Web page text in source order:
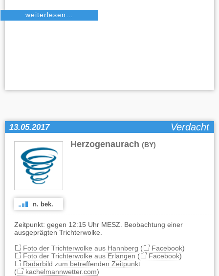
weiterlesen…
13.05.2017 Verdacht
Herzogenaurach (BY)
n. bek.
Zeitpunkt: gegen 12:15 Uhr MESZ. Beobachtung einer
ausgeprägten Trichterwolke.
Foto der Trichterwolke aus Hannberg ( Facebook)
Foto der Trichterwolke aus Erlangen ( Facebook)
Radarbild zum betreffenden Zeitpunkt
(
kachelmannwetter.com)